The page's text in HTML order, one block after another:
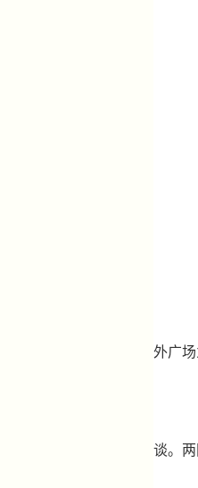
外广场
谈。